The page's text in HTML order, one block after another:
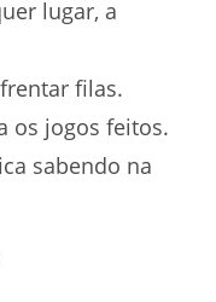
lugar, a
filas.
os jogos feitos.
sabendo na